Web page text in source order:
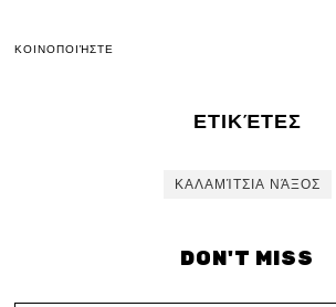
ΚΟΙΝΟΠΟΙΉΣΤΕ
ΕΤΙΚΈΤΕΣ
ΚΑΛΑΜΊΤΣΙΑ ΝΆΞΟΣ
DON'T MISS